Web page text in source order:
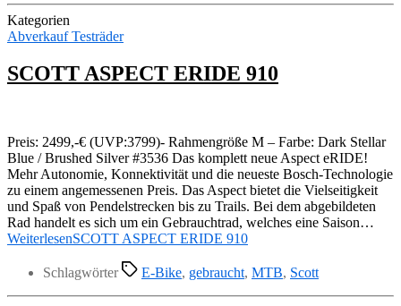
Kategorien
Abverkauf Testräder
SCOTT ASPECT ERIDE 910
Preis: 2499,-€ (UVP:3799)- Rahmengröße M – Farbe: Dark Stellar
Blue / Brushed Silver #3536 Das komplett neue Aspect eRIDE!
Mehr Autonomie, Konnektivität und die neueste Bosch-Technologie
zu einem angemessenen Preis. Das Aspect bietet die Vielseitigkeit
und Spaß von Pendelstrecken bis zu Trails. Bei dem abgebildeten
Rad handelt es sich um ein Gebrauchtrad, welches eine Saison…
WeiterlesenSCOTT ASPECT ERIDE 910
Schlagwörter E-Bike, gebraucht, MTB, Scott